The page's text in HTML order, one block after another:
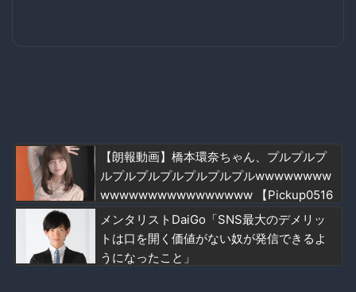
【朗報動画】橋本環奈ちゃん、プルプルプ
ルプルプルプルプルプルプルwwwwwwww
wwwwwwwwwwwwwwww 【Pickup0516
4706】
メンタリストDaiGo「SNS最大のデメリッ
トは口を開く価値がない奴が発信できるよ
うになったこと」